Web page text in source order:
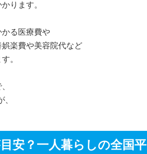
ります。
る医療費や
楽費や美容院代など
。
安？一人暮らしの全国平